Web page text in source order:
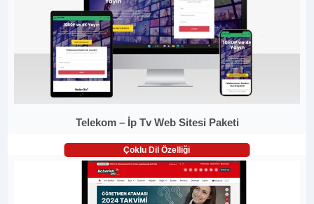
Telekom – İp Tv Web Sitesi Paketi
Çoklu Dil Özelliği